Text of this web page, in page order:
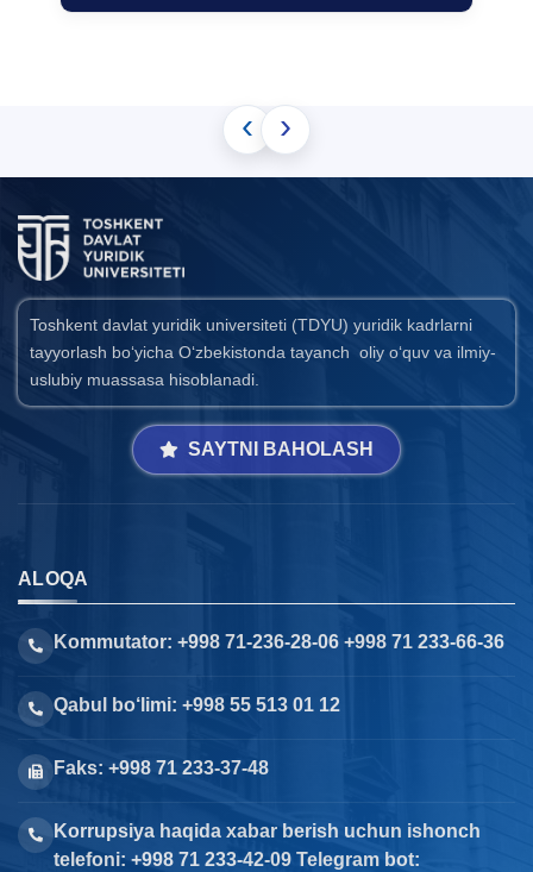
‹ ›
Toshkent davlat yuridik universiteti (TDYU) yuridik kadrlarni
tayyorlash bo‘yicha O‘zbekistonda tayanch oliy o‘quv va ilmiy-
uslubiy muassasa hisoblanadi.
SAYTNI BAHOLASH
ALOQA
Kommutator: +998 71-236-28-06 +998 71 233-66-36
Qabul bo‘limi: +998 55 513 01 12
Faks: +998 71 233-37-48
Korrupsiya haqida xabar berish uchun ishonch
telefoni: +998 71 233-42-09 Telegram bot: